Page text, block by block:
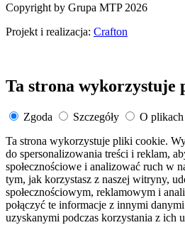
Copyright by Grupa MTP 2026
Projekt i realizacja: Crafton
Ta strona wykorzystuje
Zgoda Szczegóły
O
Ta strona wykorzystuje pliki cookie.
do spersonalizowania treści i reklam,
społecznościowe i analizować ruch w
tym, jak korzystasz z naszej witryny,
społecznościowym, reklamowym i
połączyć te informacje z innymi
uzyskanymi podczas korzystania z ich